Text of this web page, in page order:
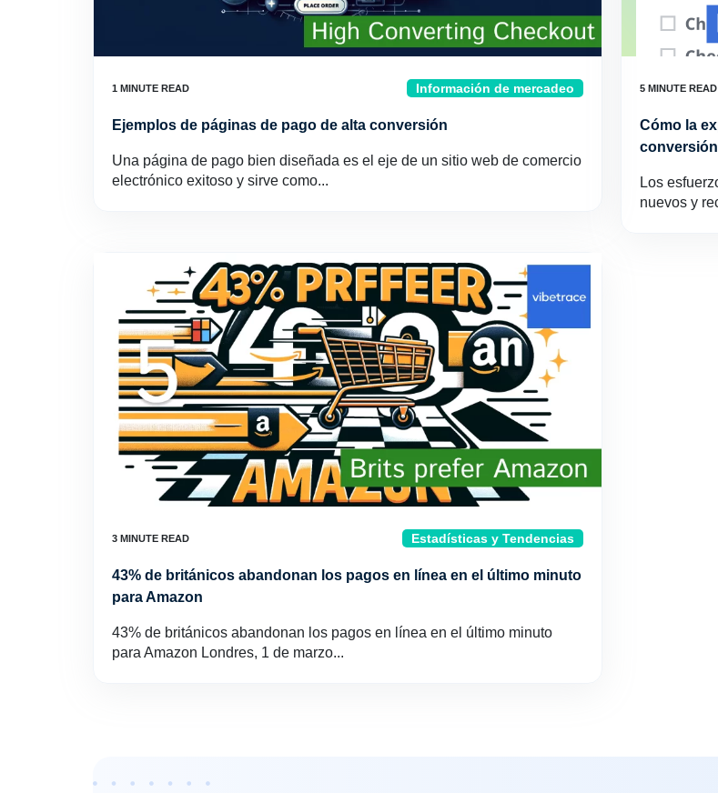
Información de mercadeo
Ejemplos de páginas de pago de alta conversión
Una página de pago bien diseñada es el eje de un sitio web de comercio
electrónico exitoso y sirve como...
Cómo la
conversión
Los
nuevos y
Estadísticas y Tendencias
43% de británicos abandonan los pagos en línea en el último minuto
para Amazon
43% de británicos abandonan los pagos en línea en el último minuto
para Amazon Londres, 1 de marzo...